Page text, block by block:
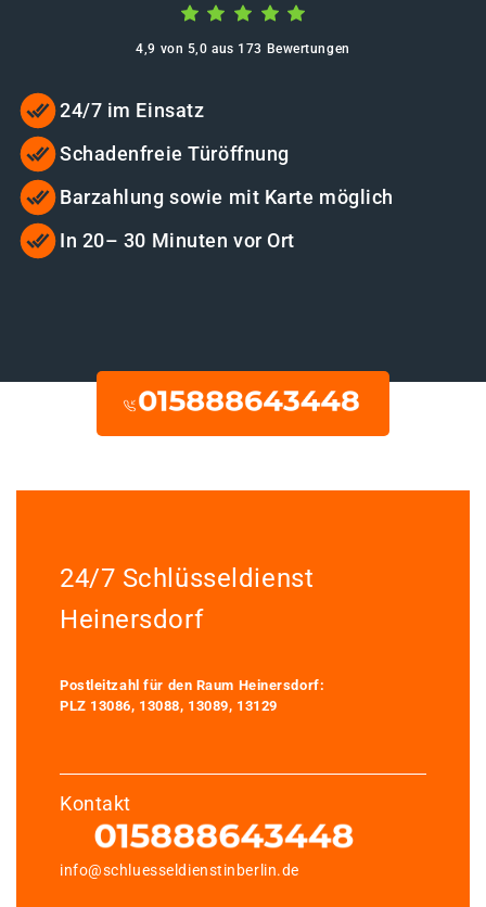
4,9 von 5,0 aus 173 Bewertungen
24/7 im Einsatz
Schadenfreie Türöffnung
Barzahlung sowie mit Karte möglich
In 20– 30 Minuten vor Ort
24/7 Schlüsseldienst
Heinersdorf
Postleitzahl für den Raum Heinersdorf:
PLZ 13086, 13088, 13089, 13129
Kontakt
info@schluesseldienstinberlin.de